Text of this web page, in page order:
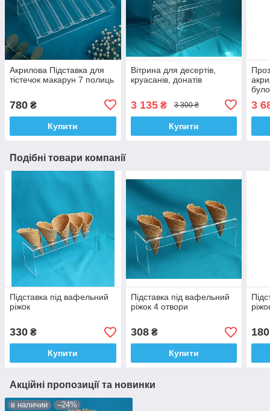
Акрилова Підставка для
тістечок макарун 7 полиць
780 ₴
Купити
Вітрина для десертів,
круасанів, донатів
3 135₴ 3 300 ₴
Купити
3
Подібні товари компанії
Підставка під вафельний
ріжок
330 ₴
Купити
Підставка під вафельний
ріжок 4 отвори
308₴
Купити
180
Акційні пропозиції та новинки
в наличии –24%